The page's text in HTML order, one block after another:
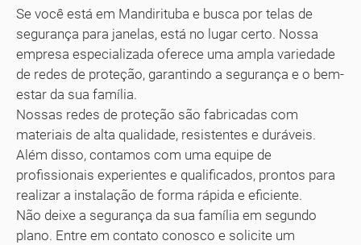
Se você está em Mandirituba e busca por telas de
segurança para janelas, está no lugar certo. Nossa
empresa especializada oferece uma ampla variedade
de redes de proteção, garantindo a segurança e o bem-
estar da sua família.
Nossas redes de proteção são fabricadas com
materiais de alta qualidade, resistentes e duráveis.
Além disso, contamos com uma equipe de
profissionais experientes e qualificados, prontos para
realizar a instalação de forma rápida e eficiente.
Não deixe a segurança da sua família em segundo
plano. Entre em contato conosco e solicite um